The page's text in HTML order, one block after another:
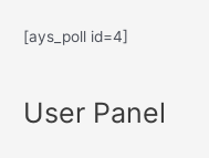
[ays_poll id=4]
User Panel